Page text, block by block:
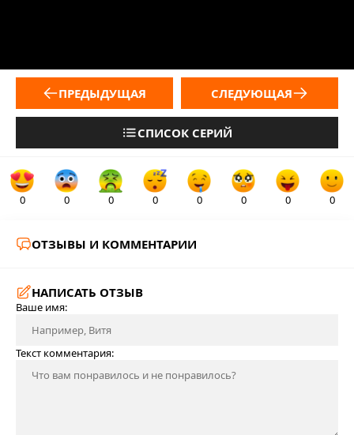
ПРЕДЫДУЩАЯ
СПИСОК СЕРИЙ
СЛЕДУЮЩАЯ
0 0 0 0 0 0 0 0
ОТЗЫВЫ И КОММЕНТАРИИ
НАПИСАТЬ ОТЗЫВ
Ваше имя:
Текст комментария: